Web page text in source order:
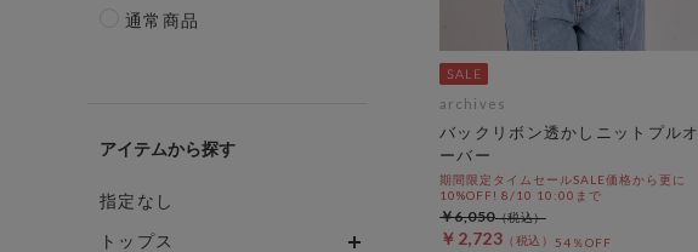
通常商品
アイテム
指定なし
トップス
archives
バックリボン透かしニットプルオ
ーバー
期間限定タイムセールSALE価格から更に
10%OFF! 8/10 10:00まで
￥2,723 54％OFF
￥6,050